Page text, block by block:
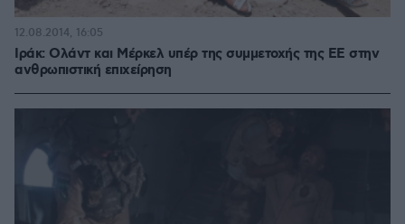
Ιράκ: Ολάντ και Μέρκελ υπέρ της συμμετοχής της ΕΕ στην
ανθρωπιστική επιχείρηση
12.08.2014, 16:05